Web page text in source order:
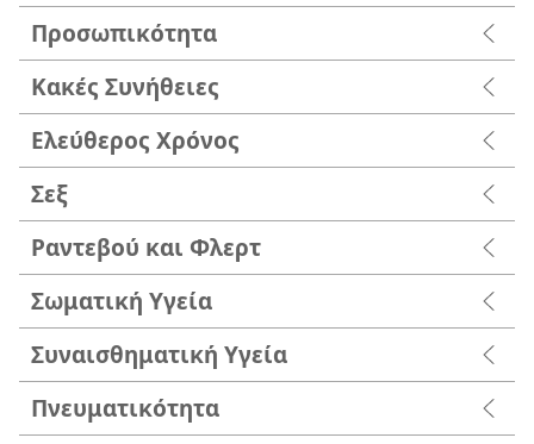
Προσωπικότητα
Κακές Συνήθειες
Ελεύθερος Χρόνος
Σεξ
Ραντεβού και Φλερτ
Σωματική Υγεία
Συναισθηματική Υγεία
Πνευματικότητα